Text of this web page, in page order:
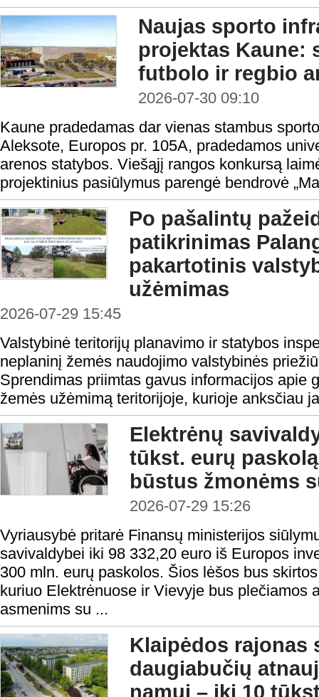
Naujas sporto
projektas Kaune:
futbolo ir regbio
2026-07-30 09:10
Kaune pradedamas dar vienas stambus
Aleksote, Europos pr. 105A, pradedamos
arenos statybos. Viešąjį rangos konkursą
projektinius pasiūlymus parengė bendrovė
Po pašalintų
patikrinimas
pakartotinis
užėmimas
2026-07-29 15:45
Valstybinė teritorijų planavimo ir statybos
neplaninį žemės naudojimo valstybinės
Sprendimas priimtas gavus informacijos apie
žemės užėmimą teritorijoje, kurioje anksčiau
Elektrėnų
tūkst. eurų
būstus žmonėms
2026-07-29 15:26
Vyriausybė pritarė Finansų ministerijos
savivaldybei iki 98 332,20 euro iš Europos
300 mln. eurų paskolos. Šios lėšos bus
kuriuo Elektrėnuose ir Vievyje bus plečiamos
asmenims su ...
Klaipėdos rajonas
daugiabučių
namui – iki 10